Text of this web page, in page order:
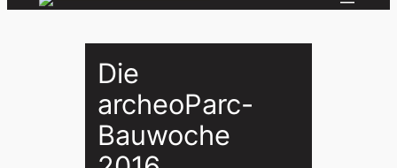
Die
archeoParc-
Bauwoche